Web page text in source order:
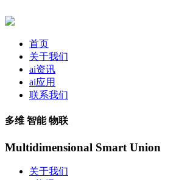
首页
关于我们
ai资讯
ai应用
联系我们
多维 智能 物联
Multidimensional Smart Union
关于我们